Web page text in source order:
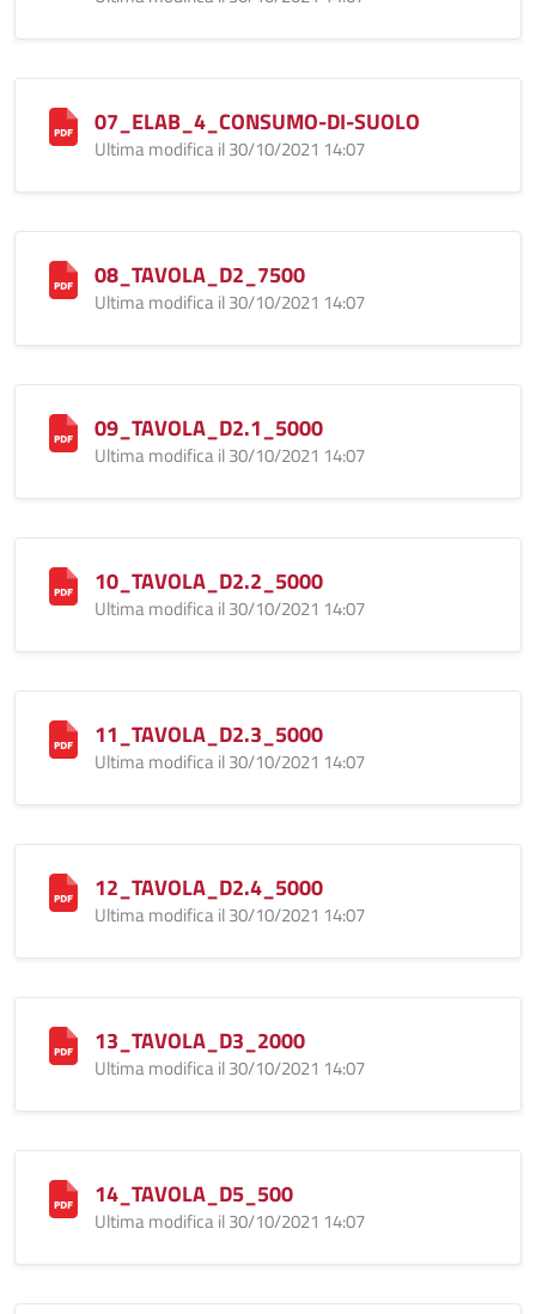
07_ELAB_4_CONSUMO-DI-SUOLO
Ultima modifica il 30/10/2021 14:07
08_TAVOLA_D2_7500
Ultima modifica il 30/10/2021 14:07
09_TAVOLA_D2.1_5000
Ultima modifica il 30/10/2021 14:07
10_TAVOLA_D2.2_5000
Ultima modifica il 30/10/2021 14:07
11_TAVOLA_D2.3_5000
Ultima modifica il 30/10/2021 14:07
12_TAVOLA_D2.4_5000
Ultima modifica il 30/10/2021 14:07
13_TAVOLA_D3_2000
Ultima modifica il 30/10/2021 14:07
14_TAVOLA_D5_500
Ultima modifica il 30/10/2021 14:07